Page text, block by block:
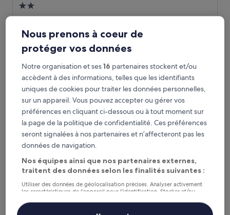
Hébergement
2.0 étoiles
Sawara-ku, à 3,1 km de : Station Nanakuma
9.2
sur
10,
(5 avis)
9,2/10 Merveilleux (5 avis)
prix
de
87 €
2. HILLTOP RESORT FUKUOKA
HILLTOP RESORT FUKUOKA
HILLTOP RESORT FUKUOKA
Nous prenons à coeur de
protéger vos données
Notre organisation et ses16 partenaires stockent et/ou
accèdent à des informations, telles que les identifiants
uniques de cookies pour traiter les données personnelles,
sur un appareil. Vous pouvez accepter ou gérer vos
préférences en cliquant ci-dessous ou à tout moment sur
la page de la politique de confidentialité. Ces préférences
seront signalées à nos partenaires et n’affecteront pas les
données de navigation.
Nos équipes ainsi que nos partenaires externes,
traitent des données selon les finalités suivantes :
Utiliser des données de géolocalisation précises. Analyser activement
les caractéristiques de l’appareil pour l’identification. Stocker et/ou
personnalisés, mesure de performance des publicités et du contenu,
études d’audience et développement de services.